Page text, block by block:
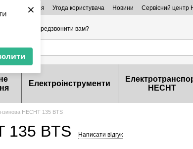
×
інформація Угода користувача Новини
Сервісний центр
99-46 Передзвонити вам?
Електроінструменти
HECHT
HECHT 135 BTS
135 BTS Написати відгук